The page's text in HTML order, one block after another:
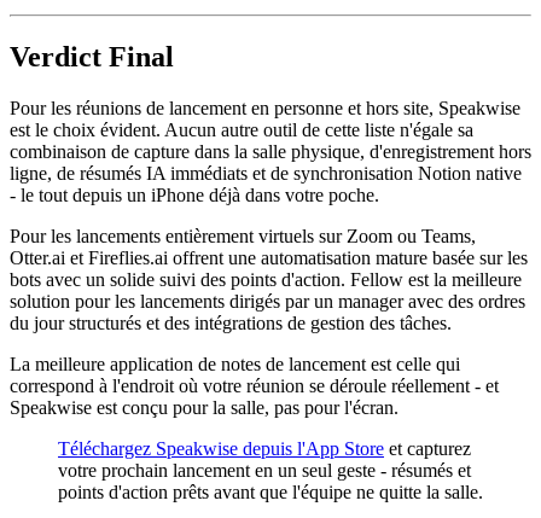
Verdict Final
Pour les réunions de lancement en personne et hors site, Speakwise
est le choix évident. Aucun autre outil de cette liste n'égale sa
combinaison de capture dans la salle physique, d'enregistrement hors
ligne, de résumés IA immédiats et de synchronisation Notion native
- le tout depuis un iPhone déjà dans votre poche.
Pour les lancements entièrement virtuels sur Zoom ou Teams,
Otter.ai et Fireflies.ai offrent une automatisation mature basée sur les
bots avec un solide suivi des points d'action. Fellow est la meilleure
solution pour les lancements dirigés par un manager avec des ordres
du jour structurés et des intégrations de gestion des tâches.
La meilleure application de notes de lancement est celle qui
correspond à l'endroit où votre réunion se déroule réellement - et
Speakwise est conçu pour la salle, pas pour l'écran.
Téléchargez Speakwise depuis l'App Store et capturez
votre prochain lancement en un seul geste - résumés et
points d'action prêts avant que l'équipe ne quitte la salle.